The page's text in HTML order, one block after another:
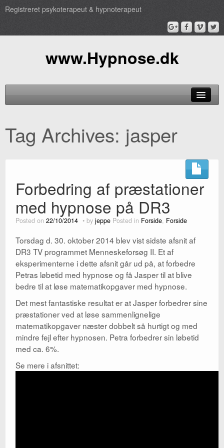
Registreret psykoterapeut & hypnoterapeut
www.Hypnose.dk
Behandling
Book
Kontakt
Parterapi
Shop
Big Five
Wikipedia
Blog
Tag Archives: jasper
Forbedring af præstationer
med hypnose på DR3
Posted on 22/10/2014 by jeppe Posted in Forside, Forside
Torsdag d. 30. oktober 2014 blev vist sidste afsnit af
DR3 TV programmet Menneskeforsøg II. Et af
eksperimenterne i dette afsnit går ud på, at forbedre
Petras løbetid med hypnose og få Jasper til at blive
bedre til at løse matematikopgaver med hypnose.
Det mest fantastiske resultat er at Jasper forbedrer sine
præstationer ved at løse sammenlignelige
matematikopgaver næster dobbelt så hurtigt og med
mindre fejl efter hypnosen. Petra forbedrer sin løbetid
med ca. 6%.
Se mere i afsnittet: